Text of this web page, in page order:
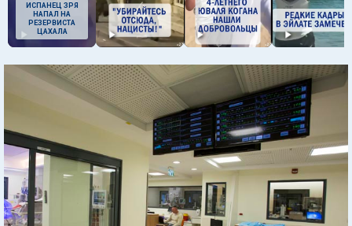
ИСПАНЕЦ ЗРЯ
НАПАЛ НА
РЕЗЕРВИСТА
ЦАХАЛА